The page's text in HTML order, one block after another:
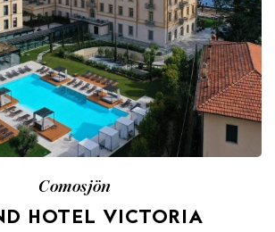
Comosjön
HOTEL VICTORIA